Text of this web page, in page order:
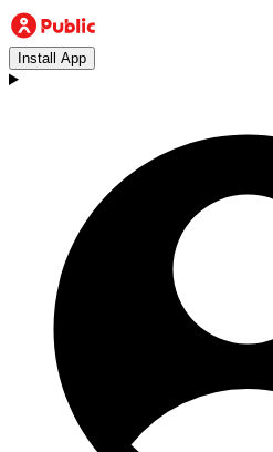
Install App